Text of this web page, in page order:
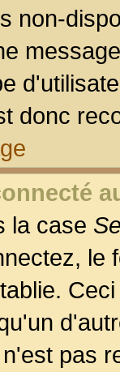
non-
donc
la case
le
pas